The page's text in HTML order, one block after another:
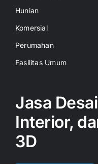
Hunian
Komersial
Perumahan
Fasilitas Umum
Jasa
Interior,
3D